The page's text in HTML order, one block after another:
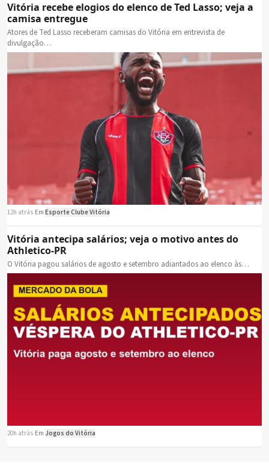
Vitória recebe elogios do elenco de Ted Lasso; veja a
camisa entregue
Atores de Ted Lasso receberam camisas do Vitória em entrevista de
divulgação…
12h atrás Em Esporte Clube Vitória
Vitória antecipa salários; veja o motivo antes do
Athletico-PR
O Vitória pagou salários de agosto e setembro adiantados ao elenco às…
20h atrás Em Jogos do Vitória